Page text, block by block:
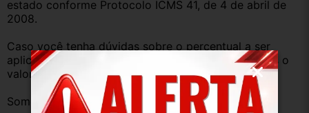
estado conforme Protocolo ICMS 41, de 4 de abril de
2008.
Caso você tenha dúvidas sobre o percentual a ser
aplicado, nos consulte através do campo perguntas o
valor que será acrescentado.
Somos uma empresa com amplo estoque de peças